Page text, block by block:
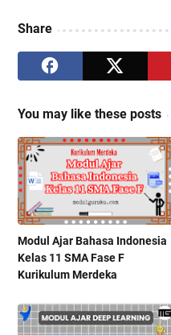
Share
You may like these posts
Modul Ajar Bahasa Indonesia
Kelas 11 SMA Fase F
Kurikulum Merdeka